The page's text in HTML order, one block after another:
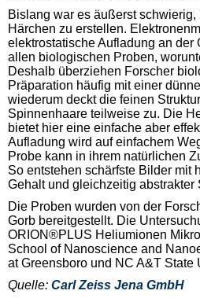
Bislang war es äußerst
Härchen zu erstellen.
elektrostatische Aufladung an der
allen biologischen Proben,
Deshalb überziehen Forscher
Präparation häufig mit einer
wiederum deckt die feinen
Spinnenhaare teilweise zu. Die
bietet hier eine einfache aber
Aufladung wird auf einfachem
Probe kann in ihrem natürlichen
So entstehen schärfste Bilder mit
Gehalt und gleichzeitig abstrakter
Die Proben wurden von der
Gorb bereitgestellt. Die
ORION®PLUS Heliumionen
School of Nanoscience and
at Greensboro und NC A&T State
Quelle: Carl Zeiss Jena GmbH